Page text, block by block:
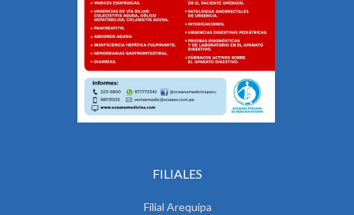
FILIALES
Filial Arequipa